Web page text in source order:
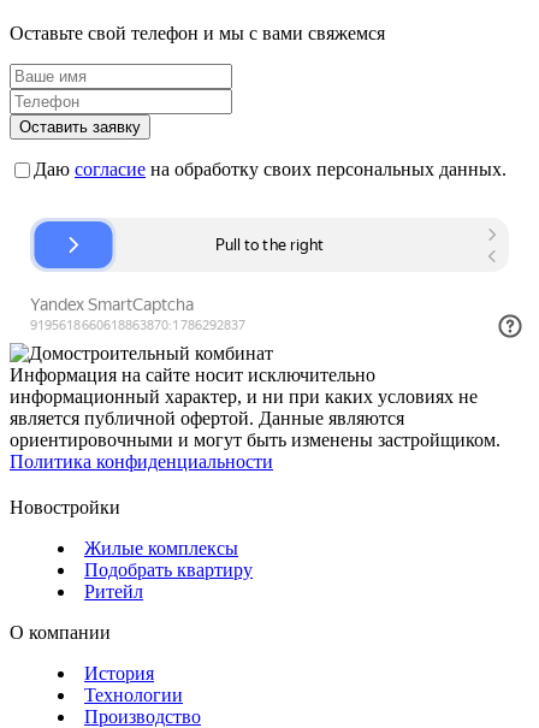
Оставьте свой телефон и мы с вами свяжемся
Оставить заявку
Даю согласие на обработку своих персональных данных.
Информация на сайте носит исключительно
информационный характер, и ни при каких условиях не
является публичной офертой. Данные являются
ориентировочными и могут быть изменены застройщиком.
Политика конфиденциальности
Новостройки
Жилые комплексы
Подобрать квартиру
Ритейл
О компании
История
Технологии
Производство